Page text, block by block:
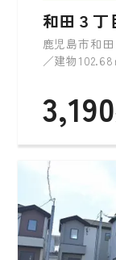
和田３丁
鹿児島市和
／建物102.68
3,190